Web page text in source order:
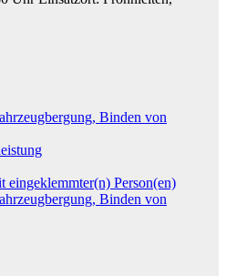
Binden von
eingeklemmter(n) Person(en)
Binden von